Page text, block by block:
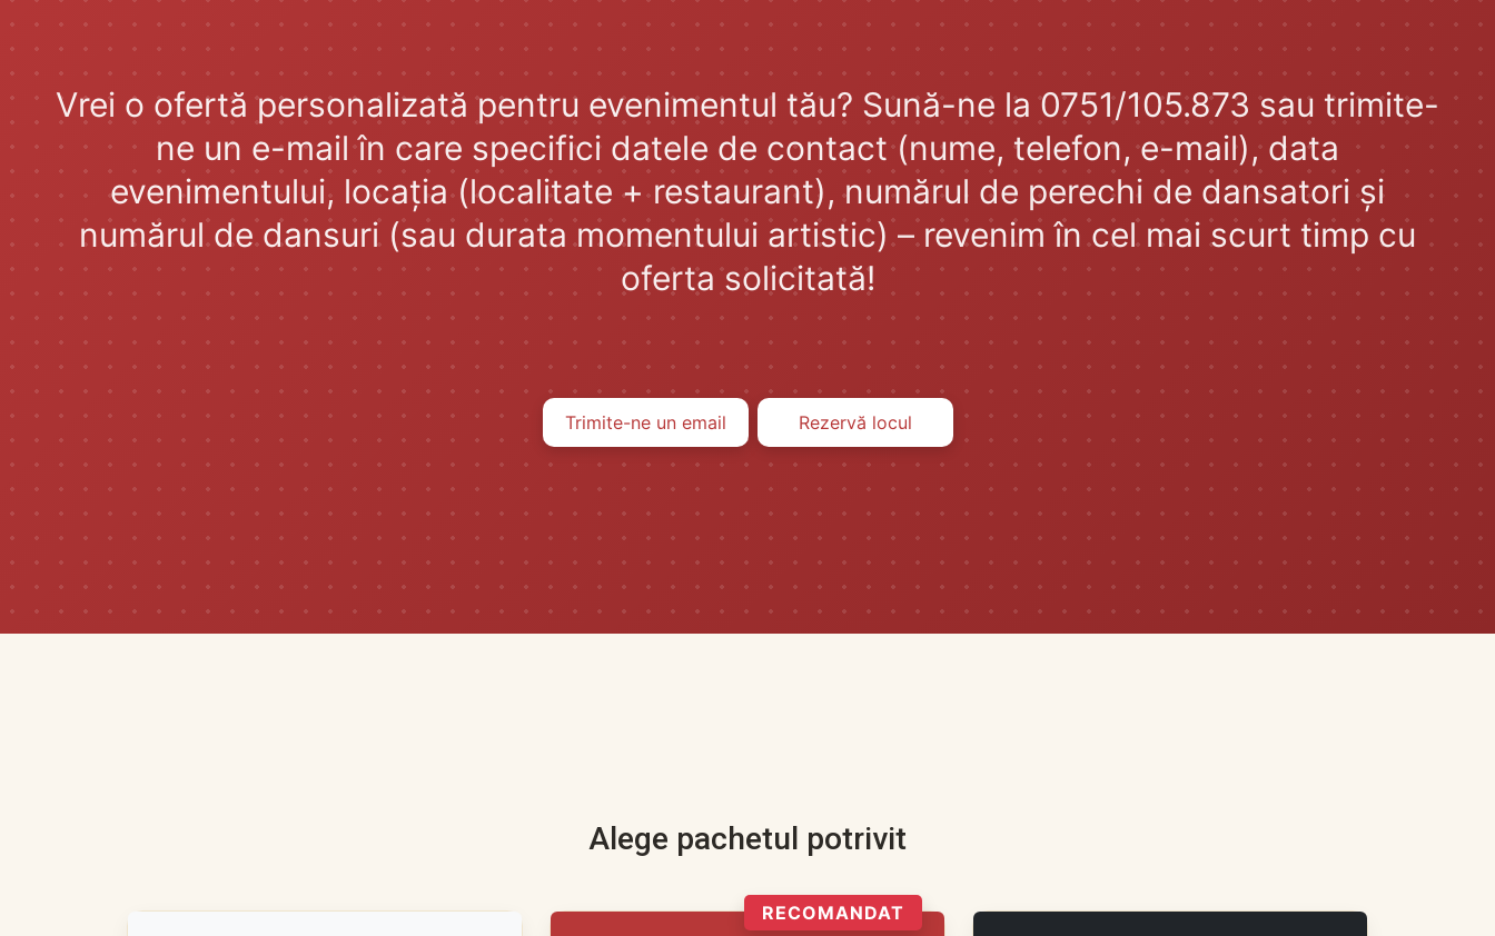
Vrei o ofertă personalizată pentru evenimentul tău? Sună-ne la 0751/105.873 sau trimite-
ne un e-mail în care specifici datele de contact (nume, telefon, e-mail), data
evenimentului, locația (localitate + restaurant), numărul de perechi de dansatori și
numărul de dansuri (sau durata momentului artistic) – revenim în cel mai scurt timp cu
oferta solicitată!
Trimite-ne un email Rezervă locul
Alege pachetul potrivit
RECOMANDAT